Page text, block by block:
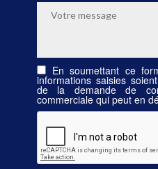
En soumettant ce
informations saisies
de la demande de
commerciale qui peut en